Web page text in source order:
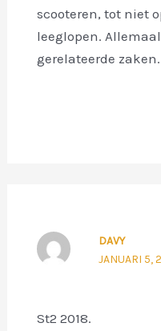
scooteren, tot niet
leeglopen.
gerelateerde zaken.
DAVY
JANUARI 5,
St2 2018.